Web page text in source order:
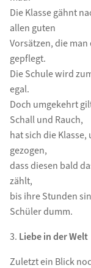
Die Klasse gähnt
allen guten
Vorsätzen, die
gepflegt.
Die Schule wird
egal.
Doch umgekehrt
Schall und Rauch,
hat sich die
gezogen,
dass diesen bald
zählt,
bis ihre Stunden
Schüler dumm.
3. Liebe in der Welt
Zuletzt ein Blick